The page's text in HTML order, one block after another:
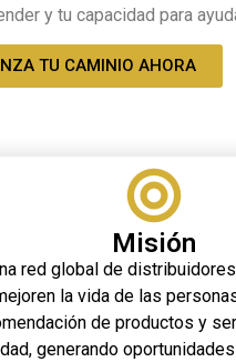
y tu capacidad para
TU CAMINIO AHORA
Misión
red global de
la vida de las
de productos y
generando